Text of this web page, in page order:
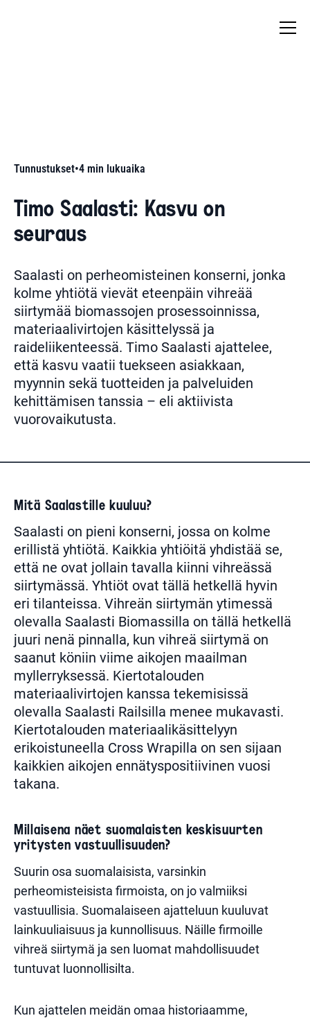
Tunnustukset•4 min lukuaika
Timo Saalasti: Kasvu on
seuraus
Saalasti on perheomisteinen konserni, jonka
kolme yhtiötä vievät eteenpäin vihreää
siirtymää biomassojen prosessoinnissa,
materiaalivirtojen käsittelyssä ja
raideliikenteessä. Timo Saalasti ajattelee,
että kasvu vaatii tuekseen asiakkaan,
myynnin sekä tuotteiden ja palveluiden
kehittämisen tanssia – eli aktiivista
vuorovaikutusta.
Mitä Saalastille kuuluu?
Saalasti on pieni konserni, jossa on kolme
erillistä yhtiötä. Kaikkia yhtiöitä yhdistää se,
että ne ovat jollain tavalla kiinni vihreässä
siirtymässä. Yhtiöt ovat tällä hetkellä hyvin
eri tilanteissa. Vihreän siirtymän ytimessä
olevalla Saalasti Biomassilla on tällä hetkellä
juuri nenä pinnalla, kun vihreä siirtymä on
saanut köniin viime aikojen maailman
myllerryksessä. Kiertotalouden
materiaalivirtojen kanssa tekemisissä
olevalla Saalasti Railsilla menee mukavasti.
Kiertotalouden materiaalikäsittelyyn
erikoistuneella Cross Wrapilla on sen sijaan
kaikkien aikojen ennätyspositiivinen vuosi
takana.
Millaisena näet suomalaisten keskisuurten
yritysten vastuullisuuden?
Suurin osa suomalaisista, varsinkin
perheomisteisista firmoista, on jo valmiiksi
vastuullisia. Suomalaiseen ajatteluun kuuluvat
lainkuuliaisuus ja kunnollisuus. Näille firmoille
vihreä siirtymä ja sen luomat mahdollisuudet
tuntuvat luonnollisilta.
Kun ajattelen meidän omaa historiaamme,